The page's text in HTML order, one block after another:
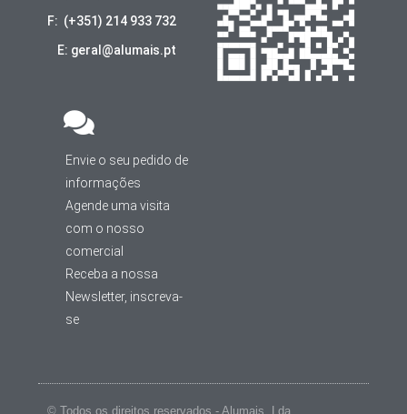
F: (+351) 214 933 732
E: geral@alumais.pt
Envie o seu pedido de
informações
Agende uma visita
com o nosso
comercial
Receba a nossa
Newsletter, inscreva-
se
© Todos os direitos reservados - Alumais, Lda